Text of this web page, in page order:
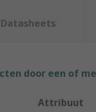
Datasheets
door een of
Attribuut